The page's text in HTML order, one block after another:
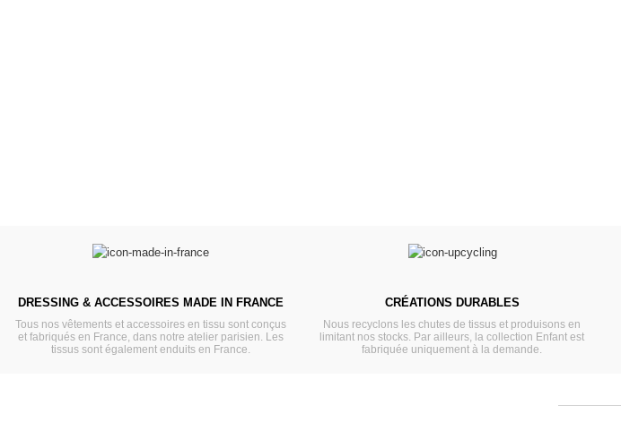
DRESSING & ACCESSOIRES MADE IN FRANCE
Tous nos vêtements et accessoires en tissu sont conçus
et fabriqués en France, dans notre atelier parisien. Les
tissus sont également enduits en France.
CRÉATIONS DURABLES
Nous recyclons les chutes de tissus et produisons en
limitant nos stocks. Par ailleurs, la collection Enfant est
fabriquée uniquement à la demande.